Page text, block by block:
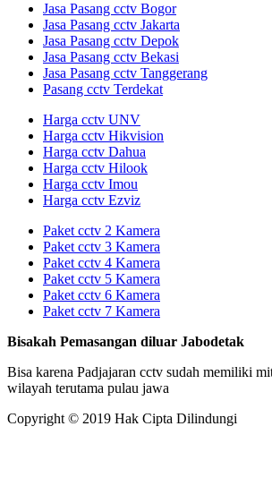
Jasa Pasang cctv Bogor
Jasa Pasang cctv Jakarta
Jasa Pasang cctv Depok
Jasa Pasang cctv Bekasi
Jasa Pasang cctv Tanggerang
Pasang cctv Terdekat
Harga cctv UNV
Harga cctv Hikvision
Harga cctv Dahua
Harga cctv Hilook
Harga cctv Imou
Harga cctv Ezviz
Paket cctv 2 Kamera
Paket cctv 3 Kamera
Paket cctv 4 Kamera
Paket cctv 5 Kamera
Paket cctv 6 Kamera
Paket cctv 7 Kamera
Bisakah Pemasangan diluar Jabodetak
Bisa karena Padjajaran cctv sudah memiliki
wilayah terutama pulau jawa
Copyright © 2019 Hak Cipta Dilindungi